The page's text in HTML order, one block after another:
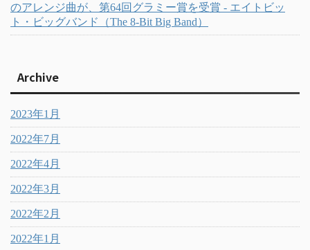
のアレンジ曲が、第64回グラミー賞を受賞 - エイトビッ
ト・ビッグバンド（The 8-Bit Big Band）
Archive
2023年1月
2022年7月
2022年4月
2022年3月
2022年2月
2022年1月